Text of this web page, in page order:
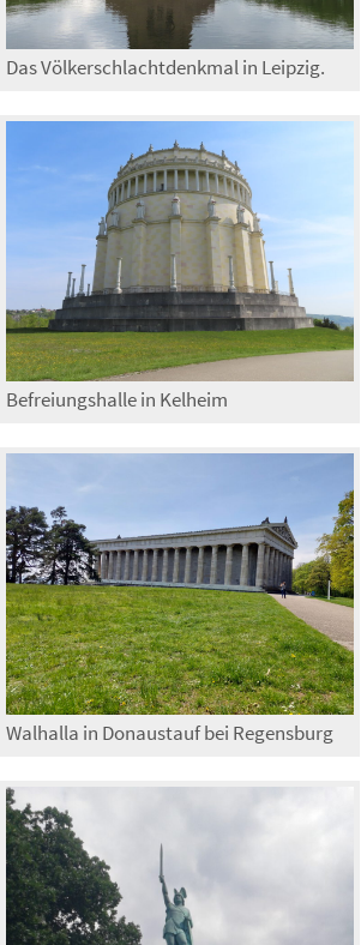
Das Völkerschlachtdenkmal in Leipzig.
Befreiungshalle in Kelheim
Walhalla in Donaustauf bei Regensburg